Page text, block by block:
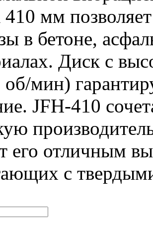
410 мм
в бетоне,
Диск с
мин)
JFH-410
его отличным
с